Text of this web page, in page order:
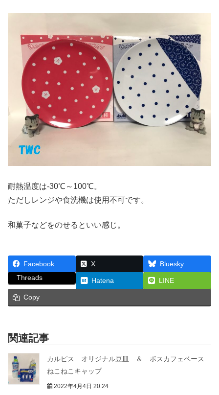
耐熱温度は-30℃～100℃。
ただしレンジや食洗機は使用不可です。
和菓子などをのせるといい感じ。
Facebook X
Bluesky
Threads
Hatena LINE
Copy
関連記事
カルピス オリジナル豆皿 ＆ ボスカフェベース
ねこねこキャップ
2022年4月4日 20:24